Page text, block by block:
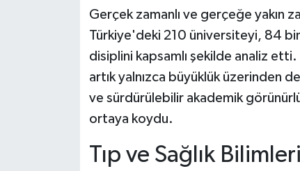
Gerçek zamanlı ve gerçeğe yakın
Türkiye'deki 210 üniversiteyi, 84 bin
disiplini kapsamlı şekilde analiz
artık yalnızca büyüklük üzerinden
ve sürdürülebilir akademik
ortaya koydu.
Tıp ve Sağlık